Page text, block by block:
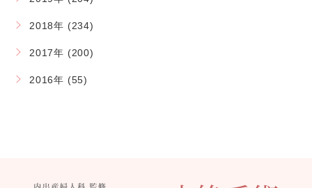
2018年 (234)
2017年 (200)
2016年 (55)